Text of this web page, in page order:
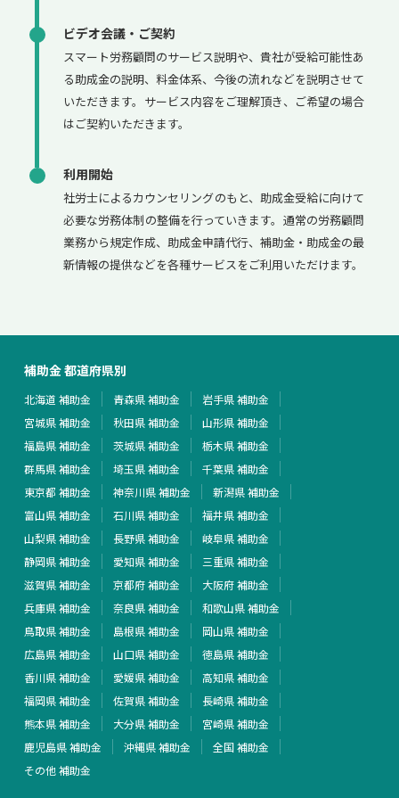
ビデオ会議・ご契約
スマート労務顧問のサービス説明や、貴社が受給可能性あ
る助成金の説明、料金体系、今後の流れなどを説明させて
いただきます。サービス内容をご理解頂き、ご希望の場合
はご契約いただきます。
利用開始
社労士によるカウンセリングのもと、助成金受給に向けて
必要な労務体制の整備を行っていきます。通常の労務顧問
業務から規定作成、助成金申請代行、補助金・助成金の最
新情報の提供などを各種サービスをご利用いただけます。
補助金 都道府県別
北海道 補助金 青森県 補助金
岩手県 補助金
宮城県 補助金
秋田県 補助金
山形県 補助金
福島県 補助金
茨城県 補助金
栃木県 補助金
群馬県 補助金
埼玉県 補助金
千葉県 補助金
東京都 補助金
神奈川県 補助金
新潟県 補助金
富山県 補助金
石川県 補助金
福井県 補助金
山梨県 補助金
長野県 補助金
岐阜県 補助金
静岡県 補助金
愛知県 補助金
三重県 補助金
滋賀県 補助金
京都府 補助金
大阪府 補助金
兵庫県 補助金
奈良県 補助金
和歌山県 補助金
鳥取県 補助金
島根県 補助金
岡山県 補助金
広島県 補助金
山口県 補助金
徳島県 補助金
香川県 補助金
愛媛県 補助金
高知県 補助金
福岡県 補助金
佐賀県 補助金
長崎県 補助金
熊本県 補助金
大分県 補助金
宮崎県 補助金
鹿児島県 補助金
沖縄県 補助金
全国 補助金
その他 補助金